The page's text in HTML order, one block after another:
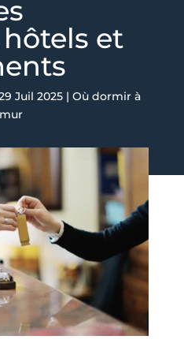
et
Juil 2025| Où dormir à